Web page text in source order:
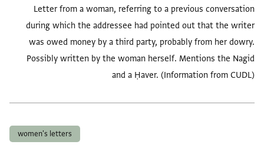
Letter from a woman, referring to a previous conversation
during which the addressee had pointed out that the writer
was owed money by a third party, probably from her dowry.
Possibly written by the woman herself. Mentions the Nagid
and a Ḥaver. (Information from CUDL)
women's letters